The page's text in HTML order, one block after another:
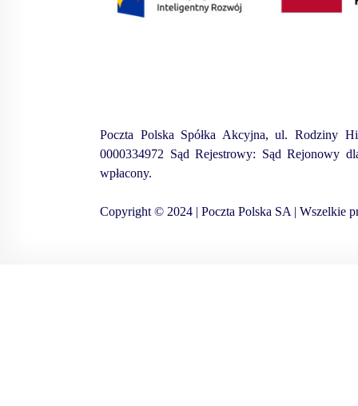
Poczta Polska Spółka Akcyjna, ul. Rodziny
0000334972 Sąd Rejestrowy: Sąd Rejonowy
wpłacony.
Copyright © 2024 | Poczta Polska SA | Wszelkie